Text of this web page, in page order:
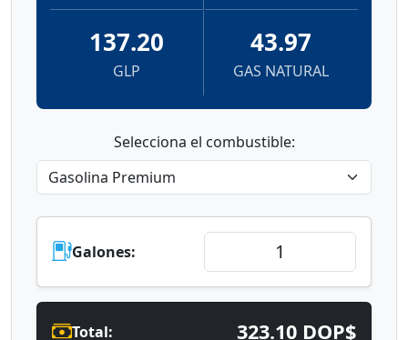
137.20
GLP
43.97
GAS NATURAL
Selecciona el combustible:
Galones:
Total: 323.10 DOP$